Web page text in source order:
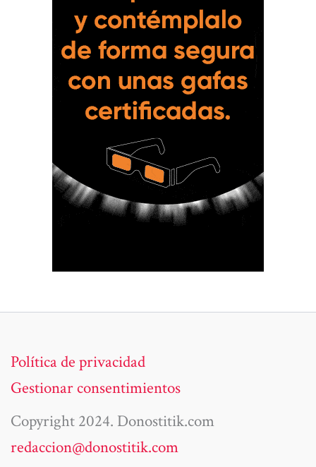
Política de privacidad
Gestionar consentimientos
Copyright 2024. Donostitik.com
redaccion@donostitik.com